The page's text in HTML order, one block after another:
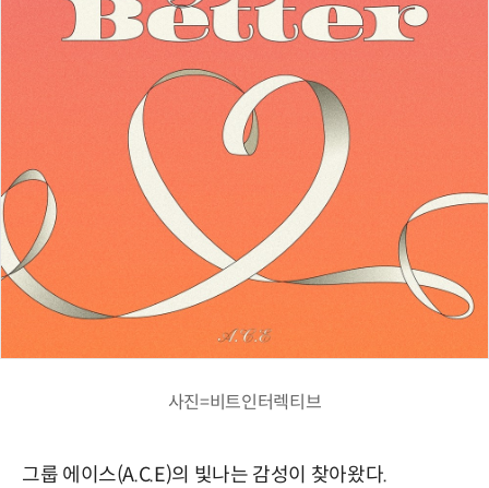
사진=비트인터렉티브
그룹 에이스(A.C.E)의 빛나는 감성이 찾아왔다.